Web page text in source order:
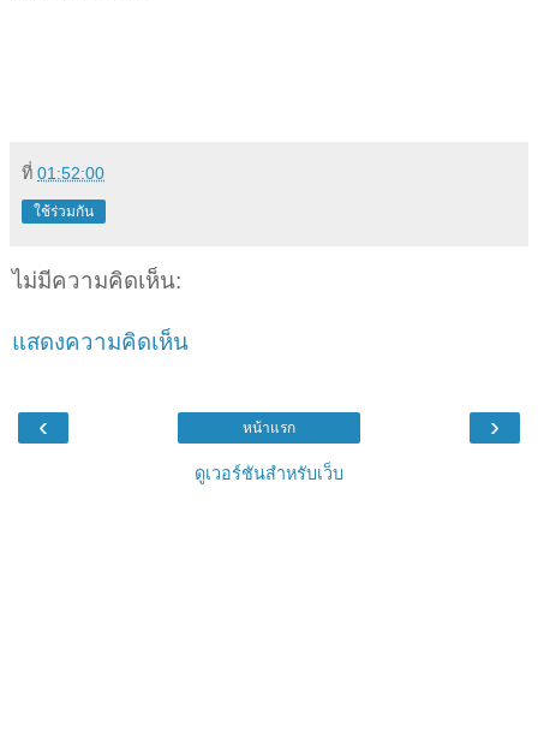
ที่ 01:52:00
ใช้ร่วมกัน
ไม่มีความคิดเห็น:
แสดงความคิดเห็น
‹ ›
หน้าแรก
ดูเวอร์ชันสำหรับเว็บ